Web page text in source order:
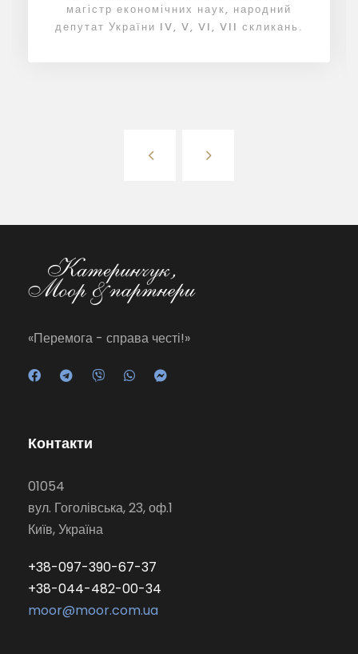
магістр економічних наук, народний
депутат України IV, V, VI, VII скликань.
«Перемога - справа честі!»
Контакти
01054
вул. Гоголівська, 23, оф.1
Київ, Україна
+38-097-390-67-37
+38-044-482-00-34
moor@moor.com.ua